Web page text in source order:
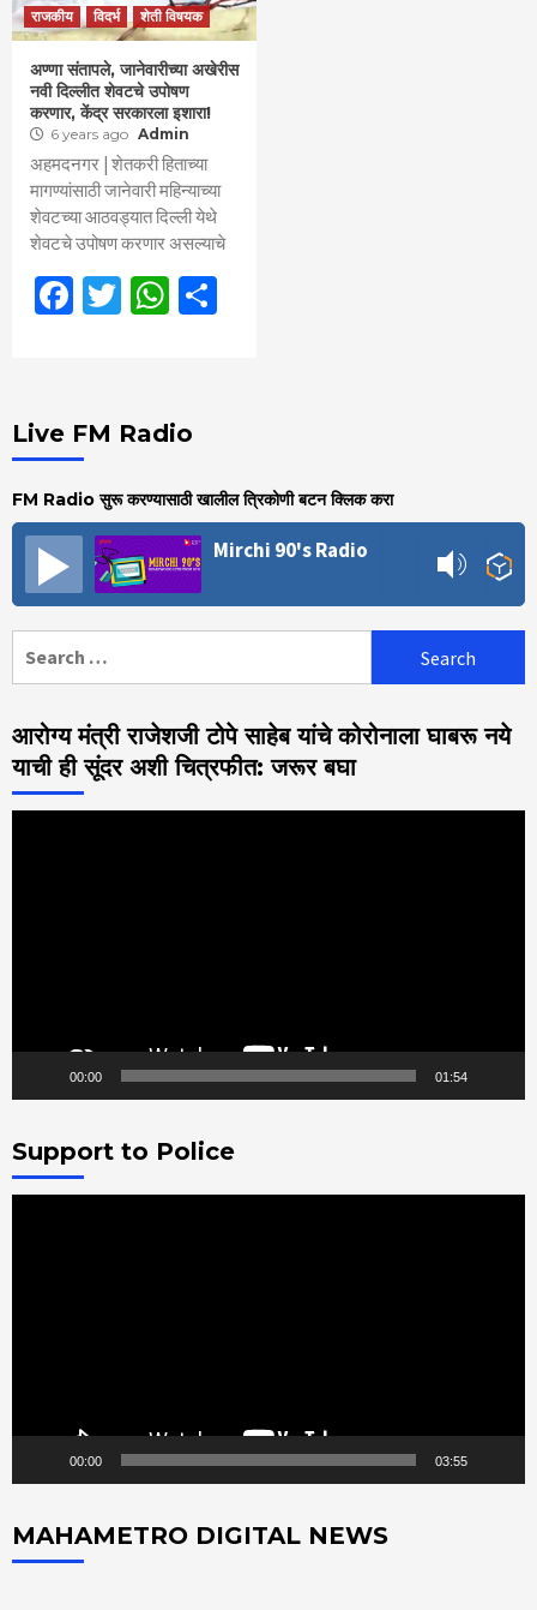
राजकीय
विदर्भ शेती विषयक
अण्णा संतापले, जानेवारीच्या अखेरीस
नवी दिल्लीत शेवटचे उपोषण
करणार, केंद्र सरकारला इशारा!
6 years ago Admin
अहमदनगर | शेतकरी हिताच्या
मागण्यांसाठी जानेवारी महिन्याच्या
शेवटच्या आठवड्यात दिल्ली येथे
शेवटचे उपोषण करणार असल्याचे
Facebook
TwitterWhatsApp
Live FM Radio
FM Radio सुरू करण्यासाठी खालील त्रिकोणी बटन क्लिक करा
Mirchi 90's Radio
आरोग्य मंत्री राजेशजी टोपे साहेब यांचे कोरोनाला घाबरू नये
याची ही सूंदर अशी चित्रफीत: जरूर बघा
00:00 01:54
Support to Police
00:00 03:55
MAHAMETRO DIGITAL NEWS